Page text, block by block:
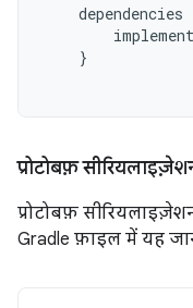
dependencies
}
प्रोटोबफ़
प्रोटोबफ़
Gradle फ़ाइल में यह